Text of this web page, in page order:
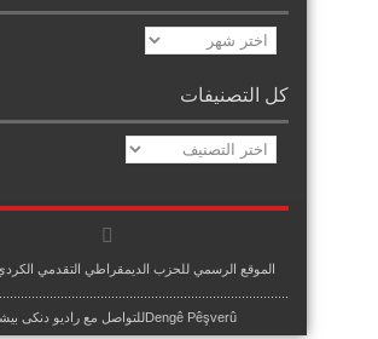
الأرشيف
كل التصنيفات
كل
التصنيفات
الموقع الرسمي للحزب الديمقراطي التقدمي
Dengê Pêşverûللتواصل مع راديو دنكى بيشفرو